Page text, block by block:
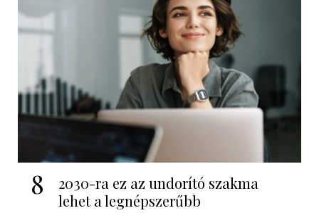
8
2030-ra ez az undorító szakma
lehet a legnépszerűbb